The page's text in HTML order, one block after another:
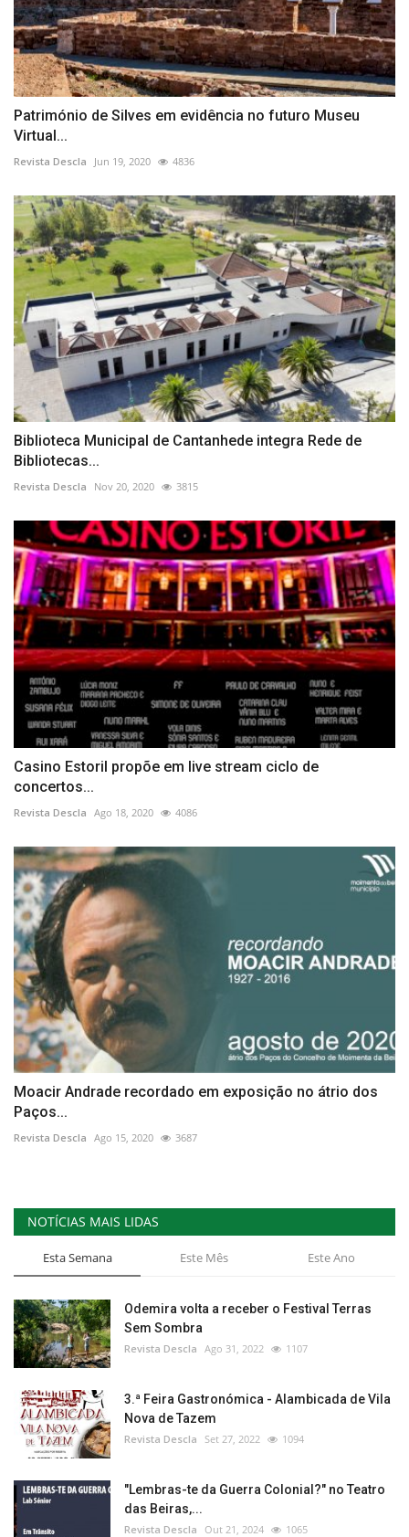
Património de Silves em evidência no futuro Museu
Virtual...
Revista Descla Jun 19, 2020 4836
Biblioteca Municipal de Cantanhede integra Rede de
Bibliotecas...
Revista Descla Nov 20, 2020 3815
Casino Estoril propõe em live stream ciclo de
concertos...
Revista Descla Ago 18, 2020 4086
Moacir Andrade recordado em exposição no átrio dos
Paços...
Revista Descla Ago 15, 2020 3687
NOTÍCIAS MAIS LIDAS
Esta Semana Este Mês Este Ano
Odemira volta a receber o Festival Terras
Sem Sombra
Revista Descla Ago 31, 2022 1107
3.ª Feira Gastronómica - Alambicada de Vila
Nova de Tazem
Revista Descla Set 27, 2022 1094
"Lembras-te da Guerra Colonial?" no Teatro
das Beiras,...
Revista Descla Out 21, 2024 1065